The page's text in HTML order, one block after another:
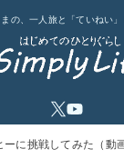
の、一人旅と「ていねい」
に挑戦してみた（動